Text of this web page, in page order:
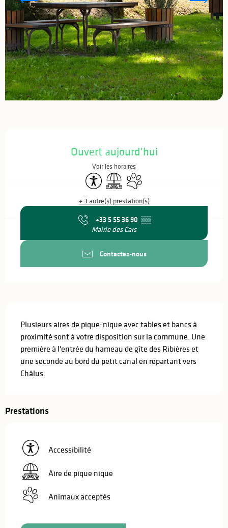
Ouvert aujourd'hui
Voir les horaires
AccessibilitéAire de pique nique
Animaux acceptés
+ 3 autre(s) prestation(s)
+33 5 55 36 90 ▒▒
Mairie des Cars
Contactez-nous
Plusieurs aires de pique-nique avec tables et bancs à
proximité sont à votre disposition sur la commune. Une
première à l'entrée du hameau de gîte des Ribières et
une seconde au bord du petit canal en repartant vers
Châlus.
Prestations
Accessibilité
Aire de pique nique
Animaux acceptés